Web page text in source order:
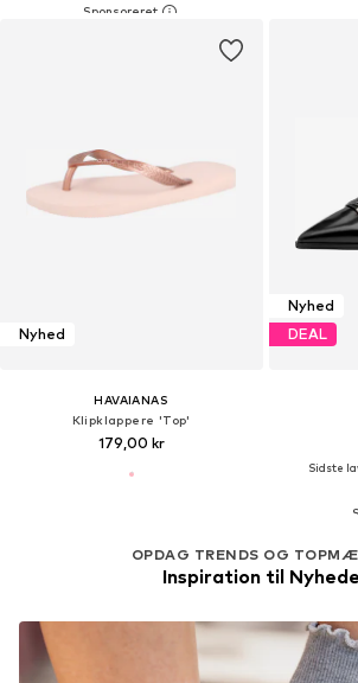
Nyhed
HAVAIANAS
Klipklappere 'Top'
179,00 kr
Nyhed
DEAL
Sidste
OPDAG TRENDS OG
Inspiration til